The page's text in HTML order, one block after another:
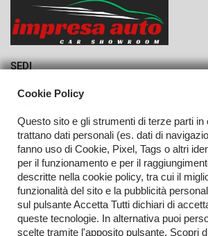
36 Mesi
VEDI
SEDI
Azienda
Contatti
Cookie Policy
Questo sito e gli strumenti di terze parti in
trattano dati personali (es. dati di
fanno uso di Cookie, Pixel, Tags o altri
per il funzionamento e per il
descritte nella cookie policy, tra cui il
funzionalità del sito e la pubblicità
sul pulsante Accetta Tutti dichiari di
queste tecnologie. In alternativa puoi
scelte tramite l'apposito pulsante. Scopri